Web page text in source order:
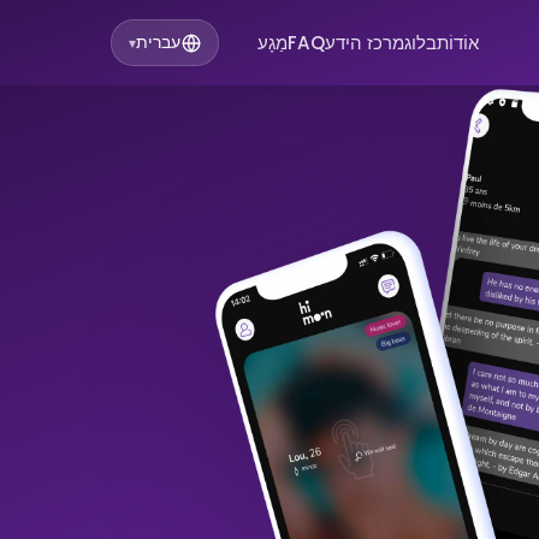
אוֹדוֹתבלוגמרכז הידעFAQמַגָע עברית▾